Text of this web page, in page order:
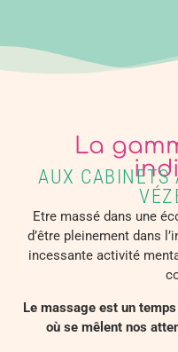
La
AUX CABINETS
Etre massé dans une
d’être pleinement dans
incessante activité
Le massage est un
où se mêlent nos